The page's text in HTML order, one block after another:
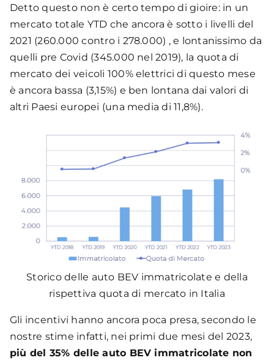
Detto questo non è certo tempo di gioire: in un
mercato totale YTD che ancora è sotto i livelli del
2021 (260.000 contro i 278.000) , e lontanissimo da
quelli pre Covid (345.000 nel 2019), la quota di
mercato dei veicoli 100% elettrici di questo mese
è ancora bassa (3,15%) e ben lontana dai valori di
altri Paesi europei (una media di 11,8%).
Storico delle auto BEV immatricolate e della
rispettiva quota di mercato in Italia
Gli incentivi hanno ancora poca presa, secondo le
nostre stime infatti, nei primi due mesi del 2023,
più del 35% delle auto BEV immatricolate non